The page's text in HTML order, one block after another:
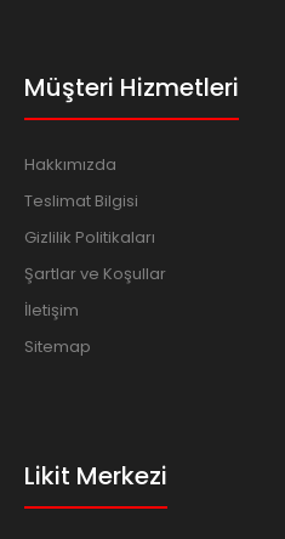
Müşteri Hizmetleri
Hakkımızda
Teslimat Bilgisi
Gizlilik Politikaları
Şartlar ve Koşullar
İletişim
Sitemap
Likit Merkezi